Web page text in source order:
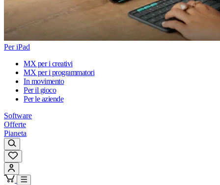
Per iPad
MX per i creativi
MX per i programmatori
In movimento
Per il gioco
Per le aziende
Software
Offerte
Pianeta